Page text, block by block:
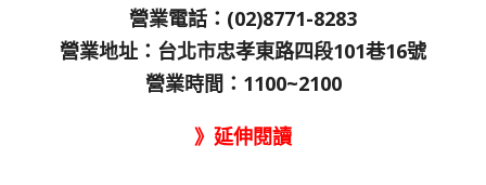
營業電話：(02)8771-8283
營業地址：台北市忠孝東路四段101巷16號
營業時間：1100~2100
》延伸閱讀